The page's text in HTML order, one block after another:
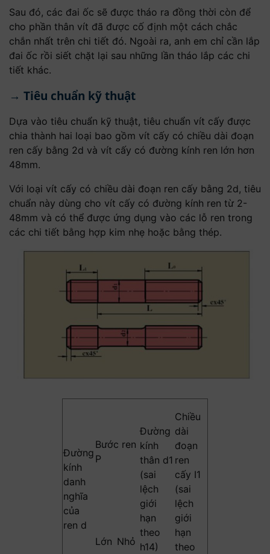
Sau đó, các đai ốc sẽ được tháo ra đồng thời còn để
cho phần thân vít đã được cố định một cách chắc
chắn nhất trên chi tiết đó. Ngoài ra, anh em chỉ cần lắp
đai ốc rồi siết chặt lại sau những lần tháo lắp các chi
tiết khác.
→ Tiêu chuẩn kỹ thuật
Dựa vào tiêu chuẩn kỹ thuật, tiêu chuẩn vít cấy được
chia thành hai loại bao gồm vít cấy có chiều dài đoạn
ren cấy bằng 2d và vít cấy có đường kính ren lớn hơn
48mm.
Với loại vít cấy có chiều dài đoạn ren cấy bằng 2d, tiêu
chuẩn này dùng cho vít cấy có đường kính ren từ 2-
48mm và có thể được ứng dụng vào các lỗ ren trong
các chi tiết bằng hợp kim nhẹ hoặc bằng thép.
Đường
kính
danh
nghĩa
của
ren d
Bước ren
P
Đường
kính
thân d1
(sai
lệch
giới
hạn
theo
h14)
Chiều
dài
đoạn
ren
cấy I1
(sai
lệch
giới
hạn
theo
Lớn Nhỏ